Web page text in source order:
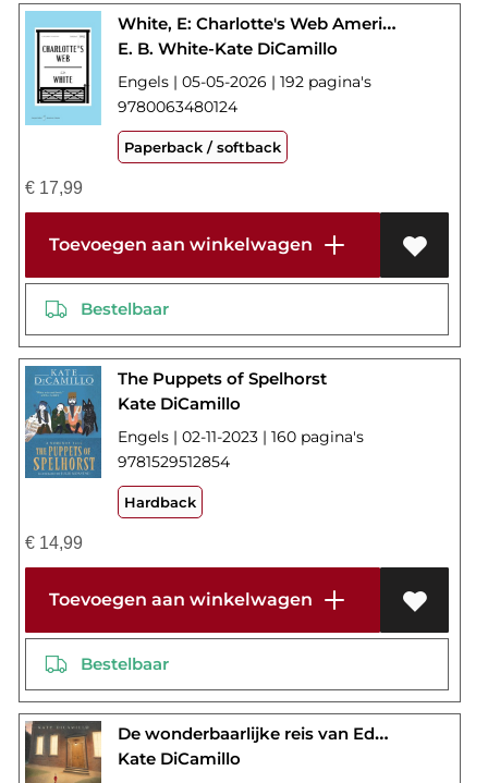
White, E: Charlotte's Web American Classics Edition
E. B. White-Kate DiCamillo
Engels | 05-05-2026 | 192 pagina's
9780063480124
Paperback / softback
€17,99
Toevoegen aan winkelwagen
Bestelbaar
The Puppets of Spelhorst
Kate DiCamillo
Engels | 02-11-2023 | 160 pagina's
9781529512854
Hardback
€14,99
Toevoegen aan winkelwagen
Bestelbaar
De wonderbaarlijke reis van Edward Tulane
Kate DiCamillo